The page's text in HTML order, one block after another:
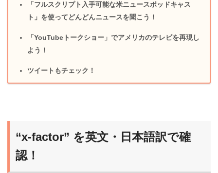
「フルスクリプト入手可能な米ニュースポッドキャス
ト」を使ってどんどんニュースを聞こう！
「YouTubeトークショー」でアメリカのテレビを再現し
よう！
ツイートもチェック！
“x-factor” を英文・日本語訳で確
認！